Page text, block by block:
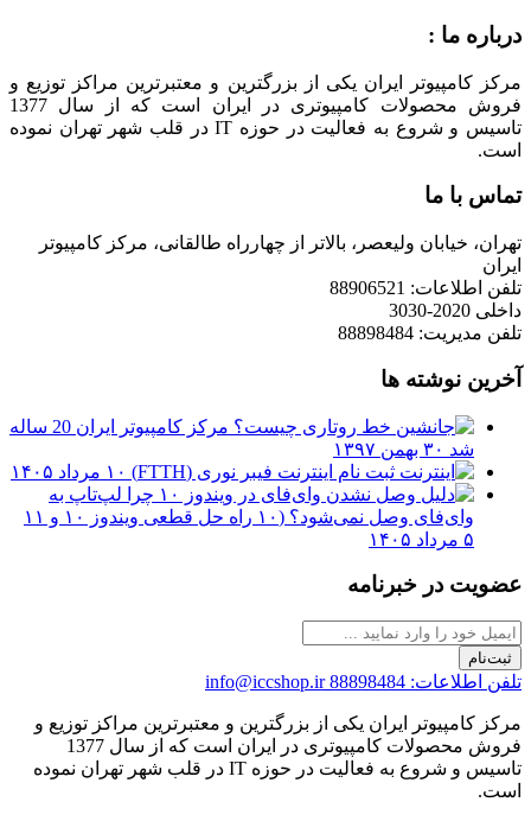
درباره ما :
مرکز کامپیوتر ایران یکی از بزرگترین و معتبرترین مراکز توزیع و
فروش محصولات کامپیوتری در ایران است که از سال 1377
تاسیس و شروع به فعالیت در حوزه IT در قلب شهر تهران نموده
است.
تماس با ما
تهران، خیابان ولیعصر، بالاتر از چهارراه طالقانی، مرکز کامپیوتر
ایران
تلفن اطلاعات: 88906521
داخلی 2020-3030
تلفن مدیریت: 88898484
آخرین نوشته ها
مرکز کامپیوتر ایران 20 ساله
شد ۳۰ بهمن ۱۳۹۷
ثبت نام اینترنت فیبر نوری (FTTH)
۱۰ مرداد ۱۴۰۵
چرا لپ‌تاپ به
وای‌فای وصل نمی‌شود؟ (۱۰ راه حل قطعی ویندوز ۱۰ و ۱۱
۵ مرداد ۱۴۰۵
عضویت در خبرنامه
ثبت‌نام
تلفن اطلاعات: 88898484 info@iccshop.ir
مرکز کامپیوتر ایران یکی از بزرگترین و معتبرترین مراکز توزیع و
فروش محصولات کامپیوتری در ایران است که از سال 1377
تاسیس و شروع به فعالیت در حوزه IT در قلب شهر تهران نموده
است.